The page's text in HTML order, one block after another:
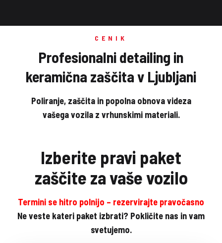
CENIK
Profesionalni detailing in
keramična zaščita v Ljubljani
Poliranje, zaščita in popolna obnova videza
vašega vozila z vrhunskimi materiali.
Izberite pravi paket
zaščite za vaše vozilo
Termini se hitro polnijo – rezervirajte pravočasno
Ne veste kateri paket izbrati? Pokličite nas in vam
svetujemo.